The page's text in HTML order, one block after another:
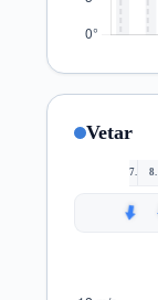
Vetar
7. 8.